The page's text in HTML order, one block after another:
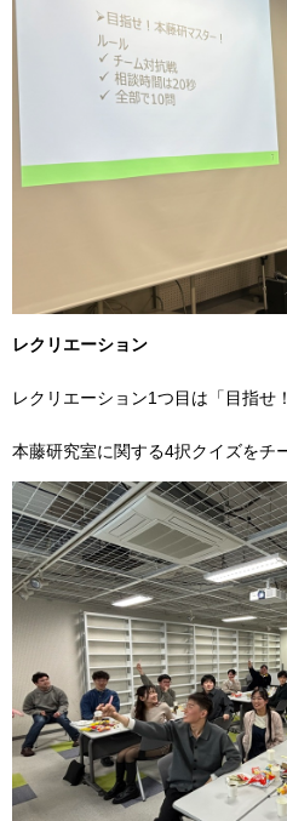
レクリエーション
レクリエーション1つ目は「目指せ
本藤研究室に関する4択クイズをチ